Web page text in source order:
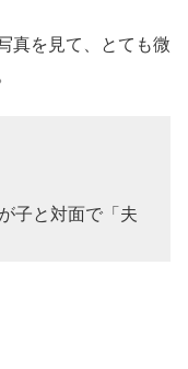
真を見て、とても微
子と対面で「夫